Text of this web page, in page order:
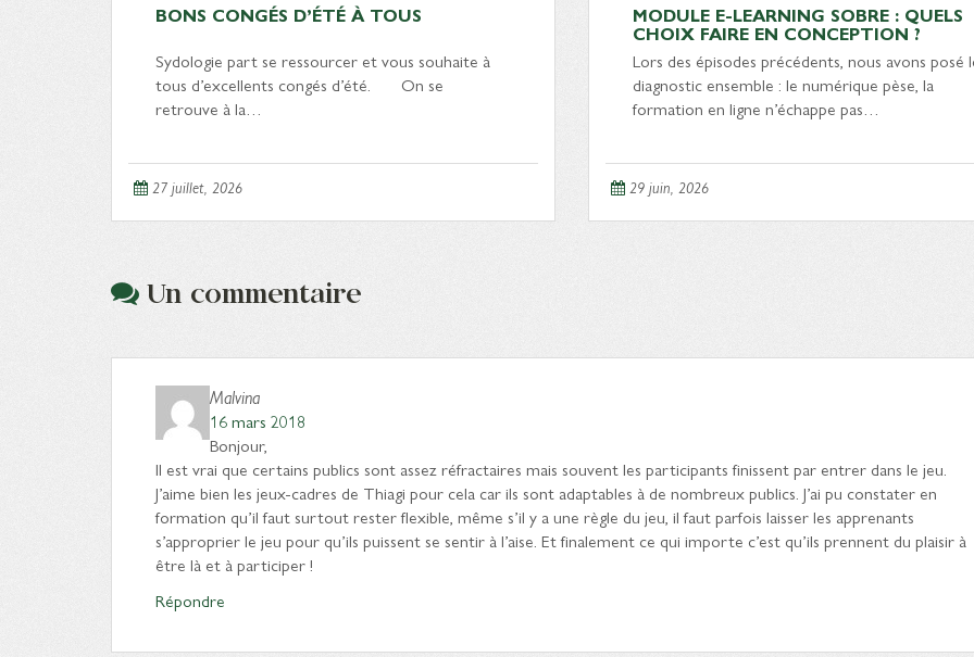
BONS CONGÉS D’ÉTÉ À TOUS
Sydologie part se ressourcer et vous souhaite à
tous d’excellents congés d’été. On se
retrouve à la…
27 juillet, 2026
MODULE E-LEARNING SOBRE : QUELS
CHOIX FAIRE EN CONCEPTION ?
Lors des épisodes précédents, nous avons posé
diagnostic ensemble : le numérique pèse, la
formation en ligne n’échappe pas…
29 juin, 2026
Un commentaire
Malvina
16 mars 2018
Bonjour,
Il est vrai que certains publics sont assez réfractaires mais souvent les participants finissent par entrer dans le jeu.
J’aime bien les jeux-cadres de Thiagi pour cela car ils sont adaptables à de nombreux publics. J’ai pu constater en
formation qu’il faut surtout rester flexible, même s’il y a une règle du jeu, il faut parfois laisser les apprenants
s’approprier le jeu pour qu’ils puissent se sentir à l’aise. Et finalement ce qui importe c’est qu’ils prennent du plaisir à
être là et à participer !
Répondre